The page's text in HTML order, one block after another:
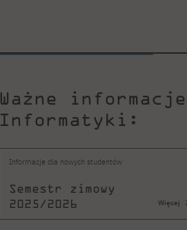
Ważne
Informatyki:
Informacje dla nowych studentów
Semestr zimowy
2025/2026
Więcej